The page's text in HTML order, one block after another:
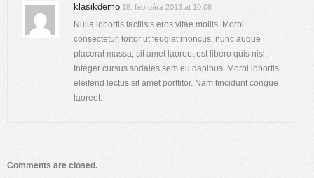
klasikdemo 18. februára 2013 at 10:08
Nulla lobortis facilisis eros vitae mollis. Morbi
consectetur, tortor ut feugiat rhoncus, nunc augue
placerat massa, sit amet laoreet est libero quis nisl.
Integer cursus sodales sem eu dapibus. Morbi lobortis
eleifend lectus sit amet porttitor. Nam tincidunt congue
laoreet.
Comments are closed.